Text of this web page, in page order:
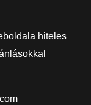
hiteles